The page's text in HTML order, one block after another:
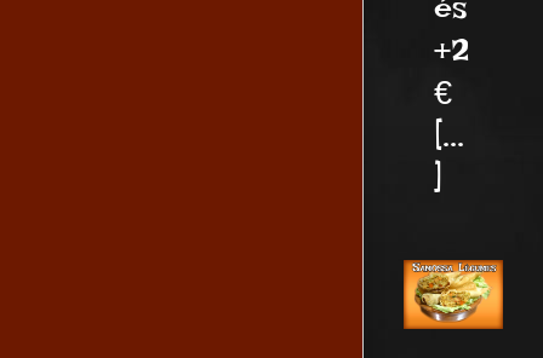
és
+2
€
[...
]